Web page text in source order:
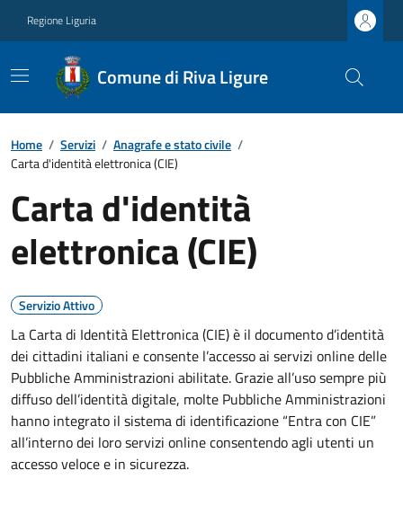
Regione Liguria
Comune di Riva Ligure
Home / Servizi / Anagrafe e stato civile /
Carta d'identità elettronica (CIE)
Carta d'identità
elettronica (CIE)
Servizio Attivo
La Carta di Identità Elettronica (CIE) è il documento d’identità
dei cittadini italiani e consente l’accesso ai servizi online delle
Pubbliche Amministrazioni abilitate. Grazie all’uso sempre più
diffuso dell’identità digitale, molte Pubbliche Amministrazioni
hanno integrato il sistema di identificazione “Entra con CIE”
all’interno dei loro servizi online consentendo agli utenti un
accesso veloce e in sicurezza.